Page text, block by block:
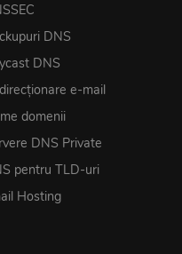
DNS
DNS
e-mail
domenii
DNS Private
pentru TLD-uri
Hosting